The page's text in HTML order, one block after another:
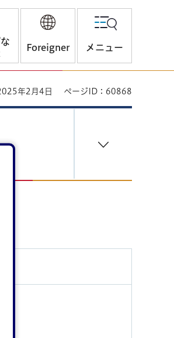
Foreigner メニュー
年2月4日 ページID：60868